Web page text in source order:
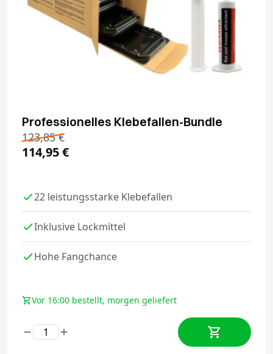
Professionelles Klebefallen-Bundle
123,85€
114,95€
22 leistungsstarke Klebefallen
Inklusive Lockmittel
Hohe Fangchance
Vor 16:00 bestellt, morgen geliefert